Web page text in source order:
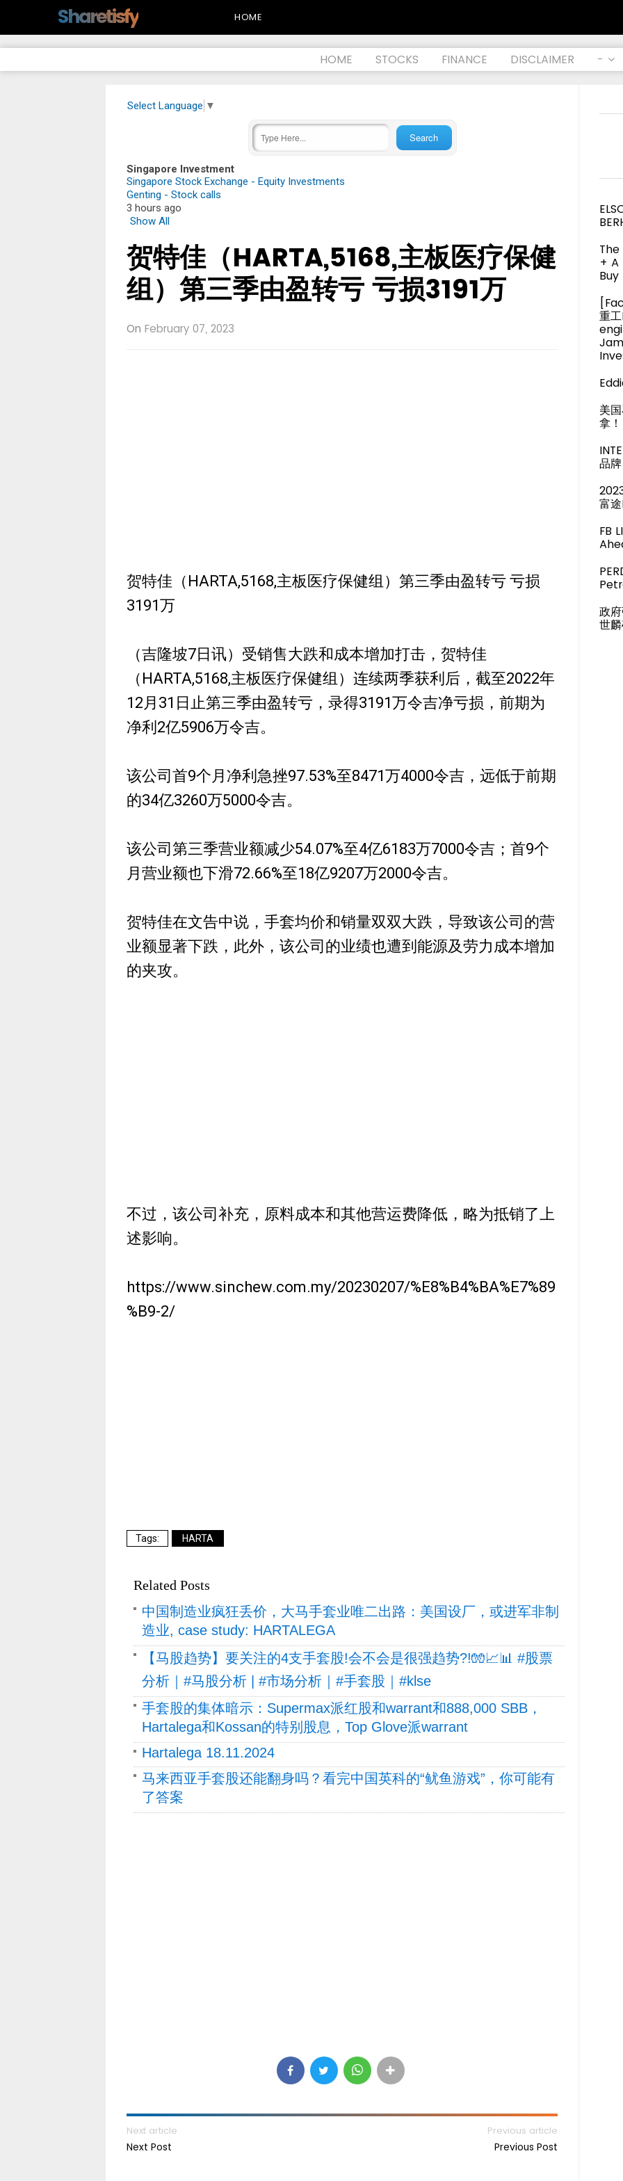
Sharetisfy HOME
HOME STOCKS FINANCE DISCLAIMER -
Select Language ▼
Singapore Investment
Singapore Stock Exchange - Equity Investments
Genting - Stock calls
3 hours ago
Show All
贺特佳（HARTA,5168,主板医疗保健
组）第三季由盈转亏 亏损3191万
On February 07, 2023
贺特佳（HARTA,5168,主板医疗保健组）第三季由盈转亏 亏损
3191万
（吉隆坡7日讯）受销售大跌和成本增加打击，贺特佳
（HARTA,5168,主板医疗保健组）连续两季获利后，截至2022年
12月31日止第三季由盈转亏，录得3191万令吉净亏损，前期为
净利2亿5906万令吉。
该公司首9个月净利急挫97.53%至8471万4000令吉，远低于前期
的34亿3260万5000令吉。
该公司第三季营业额减少54.07%至4亿6183万7000令吉；首9个
月营业额也下滑72.66%至18亿9207万2000令吉。
贺特佳在文告中说，手套均价和销量双双大跌，导致该公司的营
业额显著下跌，此外，该公司的业绩也遭到能源及劳力成本增加
的夹攻。
不过，该公司补充，原料成本和其他营运费降低，略为抵销了上
述影响。
https://www.sinchew.com.my/20230207/%E8%B4%BA%E7%89
%B9-2/
HARTA
Related Posts
中国制造业疯狂丢价，大马手套业唯二出路：美国设厂，或进军非制
造业, case study: HARTALEGA
【马股趋势】要关注的4支手套股!会不会是很强趋势?!🧤📈📊 #股票
分析｜#马股分析 | #市场分析｜#手套股｜#klse
手套股的集体暗示：Supermax派红股和warrant和888,000 SBB，
Hartalega和Kossan的特别股息，Top Glove派warrant
Hartalega 18.11.2024
马来西亚手套股还能翻身吗？看完中国英科的“鱿鱼游戏”，你可能有
了答案
Next article
Next Post
Previous article
Previous Post
+ A
重
美
拿！
品
富
FB
政
世